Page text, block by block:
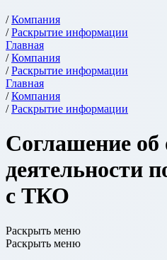
/Компания
/Раскрытие информации
Главная
/Компания
/Раскрытие информации
Главная
/Компания
/Раскрытие информации
Соглашение об
деятельности
с ТКО
Раскрыть меню
Раскрыть меню